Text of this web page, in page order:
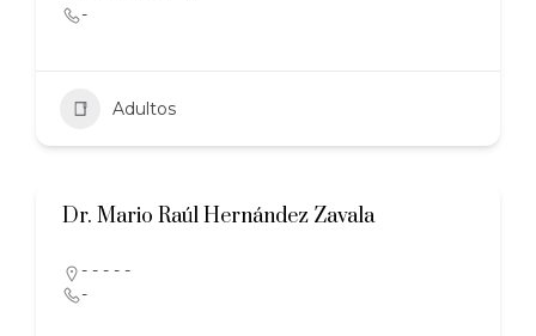
-
Adultos
Dr. Mario Raúl Hernández Zavala
- - - - -
-